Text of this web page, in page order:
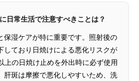
日常生活で注意すべきことは？
保湿ケアが特に重要です。照射後の
しており日焼けによる悪化リスクが
上の日焼け止めを外出時に必ず使用
肝斑は摩擦で悪化しやすいため、洗